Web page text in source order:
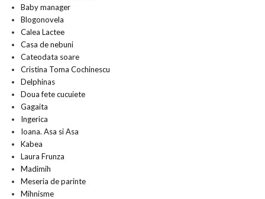
Baby manager
Blogonovela
Calea Lactee
Casa de nebuni
Cateodata soare
Cristina Toma Cochinescu
Delphinas
Doua fete cucuiete
Gagaita
Ingerica
Ioana. Asa si Asa
Kabea
Laura Frunza
Madimih
Meseria de parinte
Mihnisme